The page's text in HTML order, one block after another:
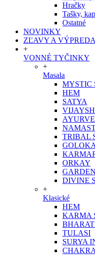
Hračky
Tašky,
Ostatné
NOVINKY
ZĽAVY A
+
VONNÉ TYČINKY
+
Masala
MYSTIC
HEM
SATYA
TRIBAL
GOLOKA
ORKAY
DIVINE
+
Klasické
HEM
KARMA
TULASI
SURYA